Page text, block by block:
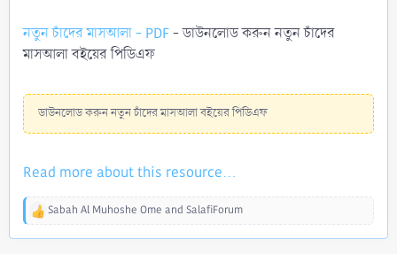
নতুন চাঁদের মাসআলা - PDF- ডাউনলোড করুন নতুন চাঁদের
মাসআলা বইয়ের পিডিএফ
ডাউনলোড করুন নতুন চাঁদের মাসআলা বইয়ের পিডিএফ
Read more about this resource...
R
Sabah Al Muhoshe Ome and SalafiForum